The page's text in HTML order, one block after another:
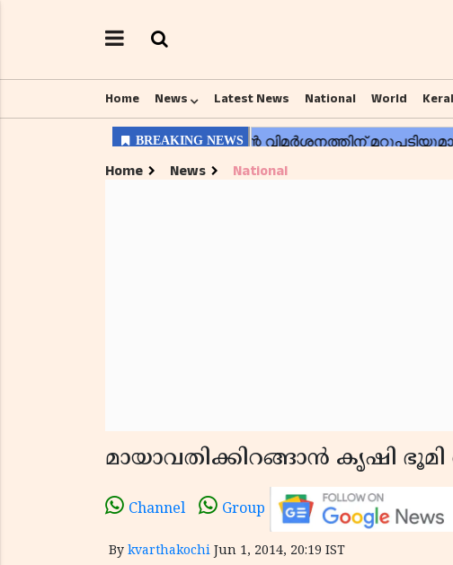
Home News Latest News National World
Home News National
മായാവതിക്കിറങ്ങാന്‍ കൃഷി ഭൂമി
Channel Group
By kvarthakochi Jun 1, 2014, 20:19 IST